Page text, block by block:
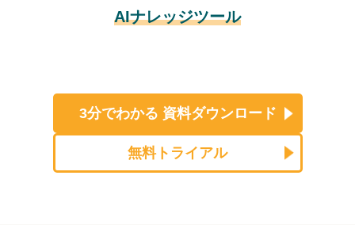
AIナレッジツール
3分でわかる 資料ダウンロード
無料トライアル